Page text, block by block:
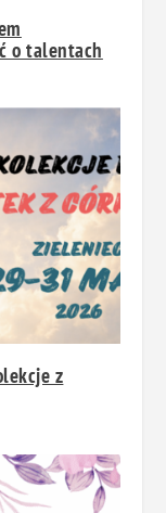
o talentach
z